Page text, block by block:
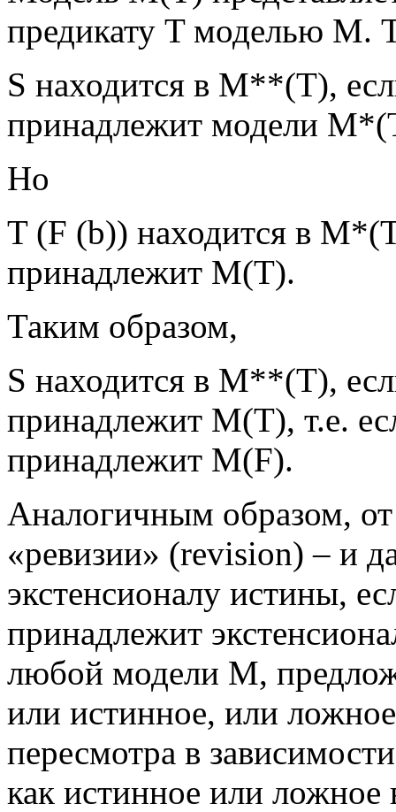
предикату T моделью М.
S находится в М**(T),
принадлежит модели
Но
T (F (b)) находится в
принадлежит М(T).
Таким образом,
S находится в М**(T),
принадлежит М(T), т.е.
принадлежит М(F).
Аналогичным образом,
«ревизии» (revision) – и
экстенсионалу истины,
принадлежит
любой модели М,
или истинное, или
пересмотра в
как истинное или